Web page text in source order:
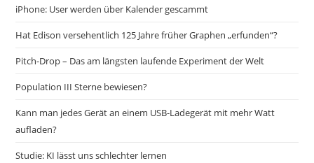
iPhone: User werden über Kalender gescammt
Hat Edison versehentlich 125 Jahre früher Graphen „erfunden“?
Pitch-Drop – Das am längsten laufende Experiment der Welt
Population III Sterne bewiesen?
Kann man jedes Gerät an einem USB-Ladegerät mit mehr Watt
aufladen?
Studie: KI lässt uns schlechter lernen